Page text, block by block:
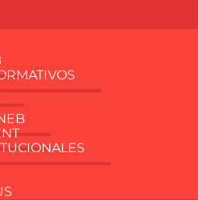
EN BIG
INTELLIGENCE